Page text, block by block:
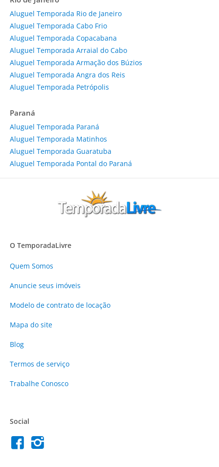
Aluguel Temporada Rio de Janeiro
Aluguel Temporada Cabo Frio
Aluguel Temporada Copacabana
Aluguel Temporada Arraial do Cabo
Aluguel Temporada Armação dos Búzios
Aluguel Temporada Angra dos Reis
Aluguel Temporada Petrópolis
Paraná
Aluguel Temporada Paraná
Aluguel Temporada Matinhos
Aluguel Temporada Guaratuba
Aluguel Temporada Pontal do Paraná
O TemporadaLivre
Quem Somos
Anuncie seus imóveis
Modelo de contrato de locação
Mapa do site
Blog
Termos de serviço
Trabalhe Conosco
Social